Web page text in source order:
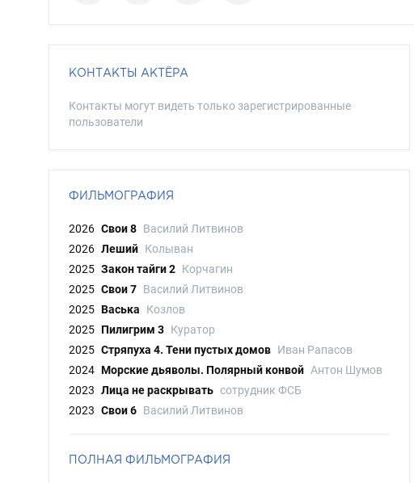
КОНТАКТЫ АКТЁРА
Контакты могут видеть только зарегистрированные
пользователи
ФИЛЬМОГРАФИЯ
2026 Свои 8 Василий Литвинов
2026 Леший Колыван
2025 Закон тайги 2 Корчагин
2025 Свои 7 Василий Литвинов
2025 Васька
Козлов
2025 Пилигрим 3 Куратор
2025 Стряпуха 4. Тени пустых домов Иван Рапасов
2024 Морские дьяволы. Полярный конвой Антон Шумов
2023 Лица не раскрывать сотрудник ФСБ
2023 Свои 6 Василий Литвинов
ПОЛНАЯ ФИЛЬМОГРАФИЯ